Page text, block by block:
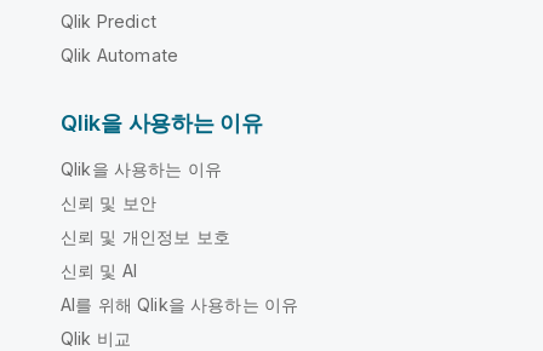
Qlik Predict
Qlik Automate
Qlik을 사용하는 이유
Qlik을 사용하는 이유
신뢰 및 보안
신뢰 및 개인정보 보호
신뢰 및 AI
AI를 위해 Qlik을 사용하는 이유
Qlik 비교